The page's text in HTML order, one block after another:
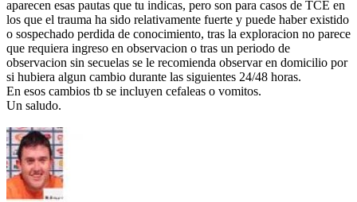
aparecen esas pautas que tu indicas, pero son para casos de TCE en
los que el trauma ha sido relativamente fuerte y puede haber existido
o sospechado perdida de conocimiento, tras la exploracion no parece
que requiera ingreso en observacion o tras un periodo de
observacion sin secuelas se le recomienda observar en domicilio por
si hubiera algun cambio durante las siguientes 24/48 horas.
En esos cambios tb se incluyen cefaleas o vomitos.
Un saludo.